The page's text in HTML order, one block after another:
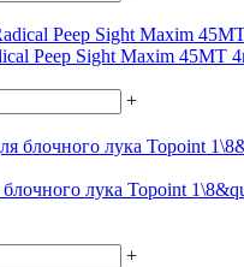
Peep Sight Maxim 45MT
+
лука Topoint
+